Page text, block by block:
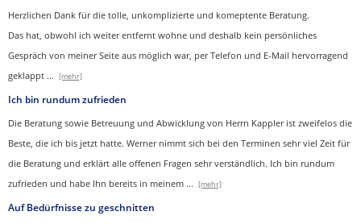
Herzlichen Dank für die tolle, unkomplizierte und komeptente Beratung.
Das hat, obwohl ich weiter entfernt wohne und deshalb kein persönliches
Gespräch von meiner Seite aus möglich war, per Telefon und E-Mail hervorragend
geklappt ... [mehr]
Ich bin rundum zufrieden
Die Beratung sowie Betreuung und Abwicklung von Herrn Kappler ist zweifelos die
Beste, die ich bis jetzt hatte. Werner nimmt sich bei den Terminen sehr viel Zeit für
die Beratung und erklärt alle offenen Fragen sehr verständlich. Ich bin rundum
zufrieden und habe Ihn bereits in meinem ... [mehr]
Auf Bedürfnisse zu geschnitten